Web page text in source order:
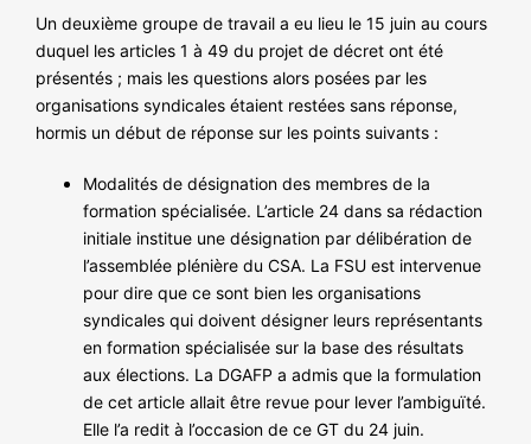
Un deuxième groupe de travail a eu lieu le 15 juin au cours
duquel les articles 1 à 49 du projet de décret ont été
présentés ; mais les questions alors posées par les
organisations syndicales étaient restées sans réponse,
hormis un début de réponse sur les points suivants :
Modalités de désignation des membres de la
formation spécialisée. L’article 24 dans sa rédaction
initiale institue une désignation par délibération de
l’assemblée plénière du CSA. La FSU est intervenue
pour dire que ce sont bien les organisations
syndicales qui doivent désigner leurs représentants
en formation spécialisée sur la base des résultats
aux élections. La DGAFP a admis que la formulation
de cet article allait être revue pour lever l’ambiguïté.
Elle l’a redit à l’occasion de ce GT du 24 juin.